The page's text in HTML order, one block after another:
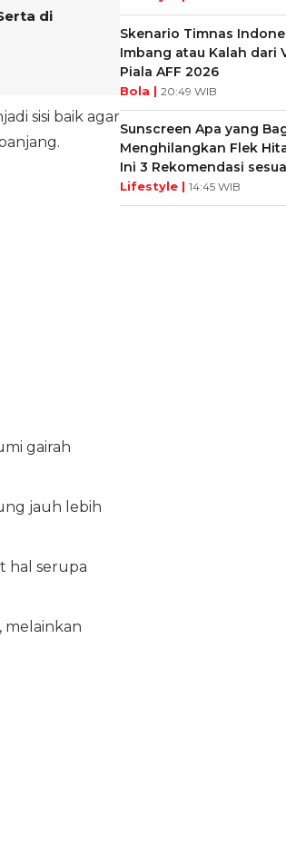
di
sisi baik agar
gairah
jauh lebih
hal serupa
melainkan
Skenario Timnas
Imbang atau Kalah dari
Piala AFF 2026
Bola | 20:49 WIB
Sunscreen Apa yang
Menghilangkan Flek
Ini 3 Rekomendasi
Lifestyle | 14:45 WIB